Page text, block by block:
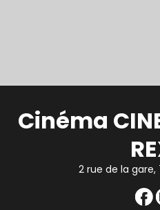
Cinéma
2 rue de la